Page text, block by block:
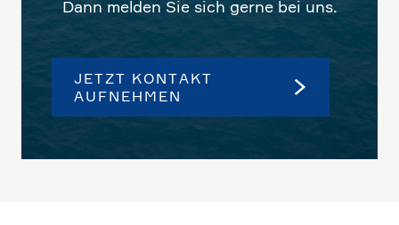
Dann melden Sie sich gerne bei uns.
JETZT KONTAKT
AUFNEHMEN